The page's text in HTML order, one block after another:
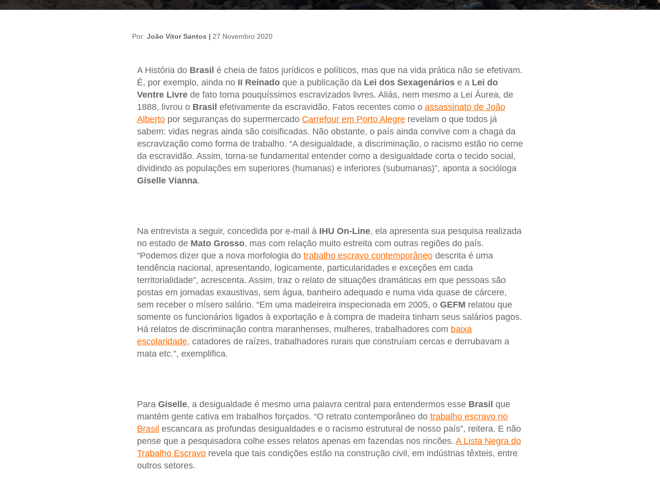
Por: João Vitor Santos | 27 Novembro 2020
A História do Brasil é cheia de fatos jurídicos e políticos, mas que na vida prática não se efetivam.
É, por exemplo, ainda no II Reinadoque a publicação da Lei dos Sexagenáriose a Lei do
Ventre Livrede fato torna pouquíssimos escravizados livres. Aliás, nem mesmo a Lei Áurea, de
1888, livrou o Brasil efetivamente da escravidão. Fatos recentes como o assassinato de João
Albertopor seguranças do supermercado Carrefour em Porto Alegrerevelam o que todos já
sabem: vidas negras ainda são coisificadas. Não obstante, o país ainda convive com a chaga da
escravização como forma de trabalho. “A desigualdade, a discriminação, o racismo estão no cerne
da escravidão. Assim, torna-se fundamental entender como a desigualdade corta o tecido social,
dividindo as populações em superiores (humanas) e inferiores (subumanas)”, aponta a socióloga
Giselle Vianna.
Na entrevista a seguir, concedida por e-mail à IHU On-Line, ela apresenta sua pesquisa realizada
no estado de Mato Grosso, mas com relação muito estreita com outras regiões do país.
“Podemos dizer que a nova morfologia do trabalho escravo contemporâneodescrita é uma
tendência nacional, apresentando, logicamente, particularidades e exceções em cada
territorialidade”, acrescenta. Assim, traz o relato de situações dramáticas em que pessoas são
postas em jornadas exaustivas, sem água, banheiro adequado e numa vida quase de cárcere,
sem receber o mísero salário. “Em uma madeireira inspecionada em 2005, o GEFM relatou que
somente os funcionários ligados à exportação e à compra de madeira tinham seus salários pagos.
Há relatos de discriminação contra maranhenses, mulheres, trabalhadores com baixa
escolaridade, catadores de raízes, trabalhadores rurais que construíam cercas e derrubavam a
mata etc.”, exemplifica.
Para Giselle, a desigualdade é mesmo uma palavra central para entendermos esse Brasil que
mantém gente cativa em trabalhos forçados. “O retrato contemporâneo do trabalho escravo no
Brasil escancara as profundas desigualdades e o racismo estrutural de nosso país”, reitera. E não
pense que a pesquisadora colhe esses relatos apenas em fazendas nos rincões. A Lista Negra do
Trabalho Escravorevela que tais condições estão na construção civil, em indústrias têxteis, entre
outros setores.